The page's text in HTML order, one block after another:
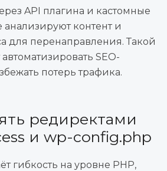
API плагина и кастомные
контент и
для перенаправления. Такой
SEO-
потерь трафика.
редиректами
и wp-config.php
гибкость на уровне PHP,